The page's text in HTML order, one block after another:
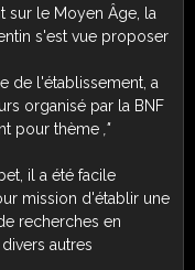
sur le Moyen Âge, la
s'est vue proposer
de l'établissement, a
organisé par la BNF
pour thème ,"
il a été facile
mission d'établir une
recherches en
autres